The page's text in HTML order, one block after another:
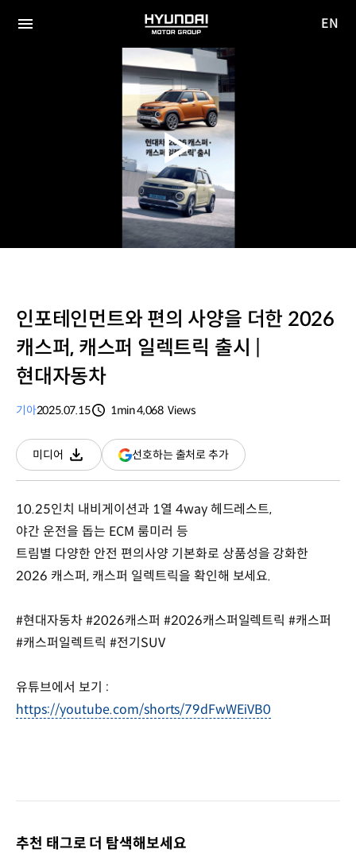
HYUNDAI
MOTOR
GROUP
EN
인포테인먼트와 편의 사양을 더한 2026
캐스퍼, 캐스퍼 일렉트릭 출시 |
현대자동차
기아2025.07.15
1min4,068 Views
미디어
다운로드
선호하는 출처로 추가(새
창
10.25인치 내비게이션과 1열 4way 헤드레스트,
야간 운전을 돕는 ECM 룸미러 등
트림별 다양한 안전 편의사양 기본화로 상품성을 강화한
2026 캐스퍼, 캐스퍼 일렉트릭을 확인해 보세요.
#현대자동차 #2026캐스퍼 #2026캐스퍼일렉트릭 #캐스퍼
#캐스퍼일렉트릭 #전기SUV
유튜브에서 보기 :
https://youtube.com/shorts/79dFwWEiVB0
추천 태그로 더 탐색해보세요